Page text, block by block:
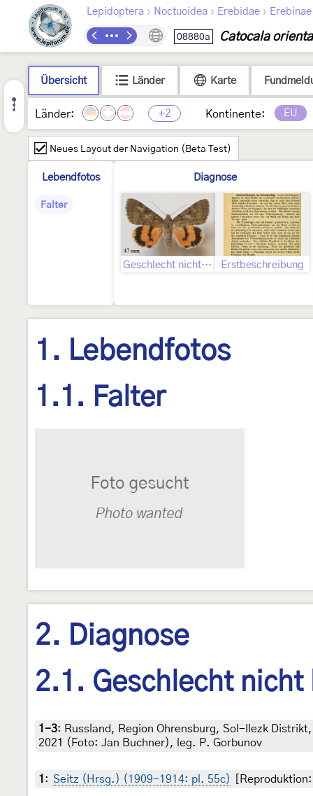
Lepidoptera › Noctuoidea › Erebidae › Erebinae
08880a Catocala
Übersicht Länder Karte
Länder: +2 Kontinente: EU
Neues Layout der Navigation (Beta Test)
Lebendfotos
Falter
Diagnose
Geschlecht nicht bestimmt Erstbeschreibung
1. Lebendfotos
1.1. Falter
2. Diagnose
2.1. Geschlecht nicht
1-3: Russland, Region Ohrensburg, Sol-Ilezk
2021 (Foto: Jan Buchner), leg. P. Gorbunov
1 : Seitz (Hrsg.) (1909-1914: pl. 55c)